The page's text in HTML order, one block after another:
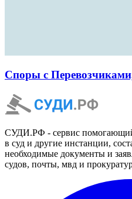
Споры с
СУДИ.РФ - сервис помогающий
в суд и другие инстанции,
необходимые документы и
судов, почты, мвд и